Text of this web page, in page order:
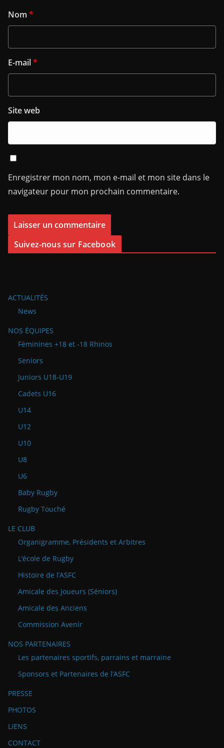
Nom *
E-mail*
Site web
Enregistrer mon nom, mon e-mail et mon site dans le
navigateur pour mon prochain commentaire.
Suivez-nous sur Facebook
ACTUALITÉS
News
NOS ÉQUIPES
Féminines +18 et -18 Rhinos
Seniors
Juniors U18-U19
Cadets U16
U14
U12
U10
U8
U6
Baby Rugby
Rugby Touché
LE CLUB
Organigramme, Présidents et Arbitres
L’école de Rugby
Histoire de l’ASFC
Amicale des Joueurs (Séniors)
Amicale des Anciens
Commission Avenir
NOS PARTENAIRES
Les partenaires sportifs, parrains et marraine
Sponsors et Partenaires de l’ASFC
PRESSE
PHOTOS
LIENS
CONTACT